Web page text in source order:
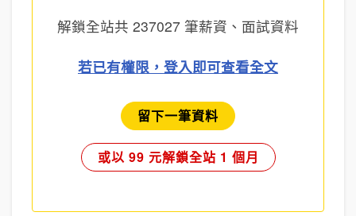
解鎖全站共 237027 筆薪資、面試資料
若已有權限，登入即可查看全文
留下一筆資料
或以 99 元解鎖全站 1 個月